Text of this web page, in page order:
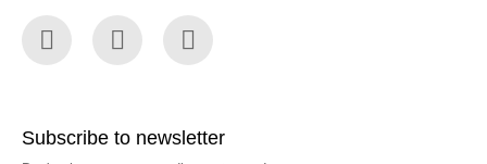
Subscribe to newsletter